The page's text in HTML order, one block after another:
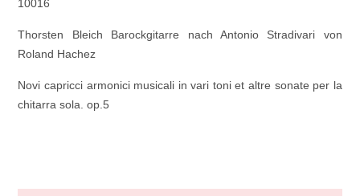
Área personal
10016
Thorsten Bleich Barockgitarre nach Antonio Stradivari von
Roland Hachez
Novi capricci armonici musicali in vari toni et altre sonate per la
chitarra sola. op.5